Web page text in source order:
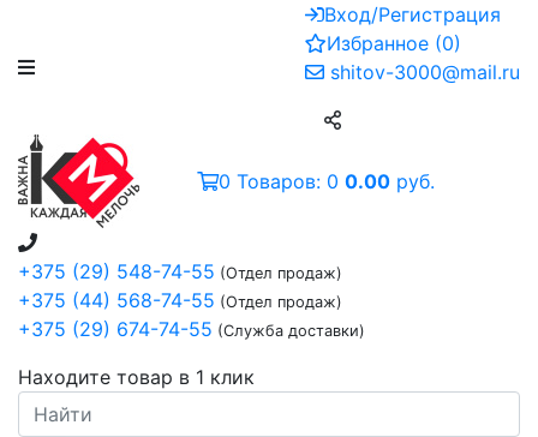
Вход/Регистрация
Избранное (0)
shitov-3000@mail.ru
+375 (29) 548-74-55 (Отдел продаж)
+375 (44) 568-74-55 (Отдел продаж)
+375 (29) 674-74-55 (Служба доставки)
Находите товар в 1 клик
0 Товаров: 0 0.00 руб.